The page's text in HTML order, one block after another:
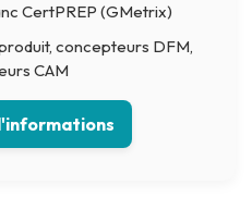
CertPREP (GMetrix)
concepteurs DFM,
CAM